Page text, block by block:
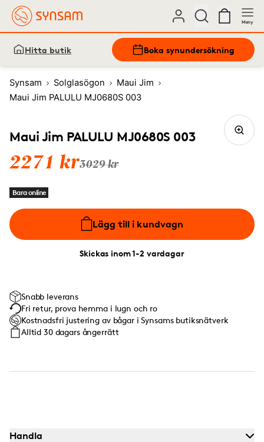
Meny
Hitta butik Boka synundersökning
Synsam Solglasögon
Maui Jim
Maui Jim PALULU MJ0680S 003
Maui Jim PALULU MJ0680S 003
2271 kr3029 kr
Bara online
Lägg till i kundvagn
Skickas inom 1-2 vardagar
Snabb leverans
Fri retur, prova hemma i lugn och ro
Kostnadsfri justering av bågar i Synsams butiksnätverk
Alltid 30 dagars ångerrätt
Handla